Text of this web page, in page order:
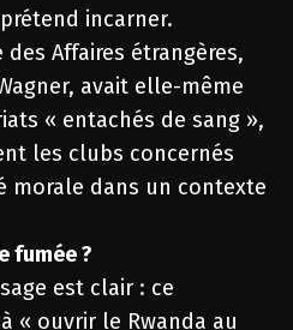
incarner.
Affaires étrangères,
avait elle-même
« entachés de sang »,
les clubs concernés
morale dans un contexte
fumée ?
est clair : ce
« ouvrir le Rwanda au